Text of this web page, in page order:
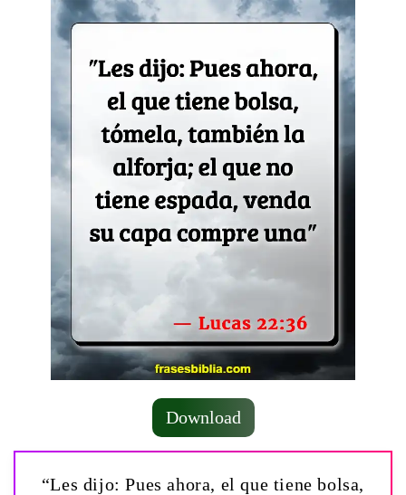
Download
“Les dijo: Pues ahora, el que tiene bolsa,